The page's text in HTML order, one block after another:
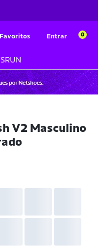
Favoritos Entrar 0
V2 Masculino